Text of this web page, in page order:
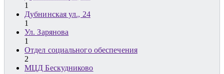
1
Дубнинская ул., 24
1
Ул. Зарянова
1
Отдел социального обеспечения
2
МЦД Бескудниково